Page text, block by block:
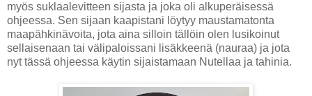
myös suklaalevitteen sijasta ja joka oli alkuperäisessä
ohjeessa. Sen sijaan kaapistani löytyy maustamatonta
maapähkinävoita, jota aina silloin tällöin olen lusikoinut
sellaisenaan tai välipaloissani lisäkkeenä (nauraa) ja jota
nyt tässä ohjeessa käytin sijaistamaan Nutellaa ja tahinia.